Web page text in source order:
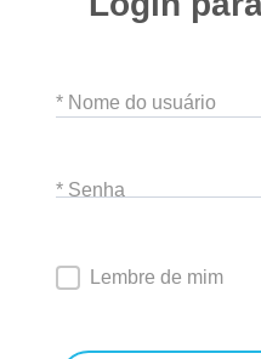
* Nome do usuário
* Senha
Lembre de mim